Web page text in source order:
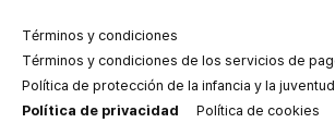
Términos y condiciones
Términos y condiciones de los servicios de
Política de protección de la infancia y la juventud
Política de privacidad
Política de cookies